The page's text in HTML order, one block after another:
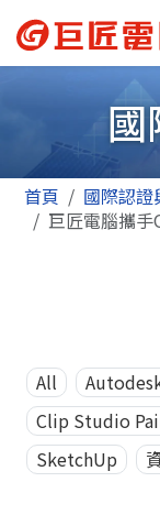
國
首頁 國際認證
巨匠電腦攜
All
Clip Studio
SketchUp